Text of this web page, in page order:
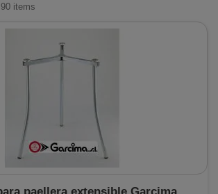
items